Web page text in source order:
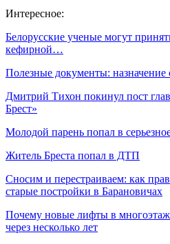
Интересное:
Белорусские ученые могут
кефирной…
Полезные документы:
Дмитрий Тихон покинул пост
Брест»
Молодой парень попал в
Житель Бреста попал в ДТП
Сносим и перестраиваем: как
старые постройки в Барановичах
Почему новые лифты в
через несколько лет